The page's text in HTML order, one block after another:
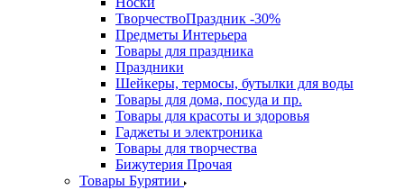
ТворчествоПраздник -30%
Предметы Интерьера
Товары для праздника
Праздники
Шейкеры, термосы, бутылки для воды
Товары для дома, посуда и пр.
Товары для красоты и здоровья
Гаджеты и электроника
Товары для творчества
Бижутерия Прочая
Товары Бурятии